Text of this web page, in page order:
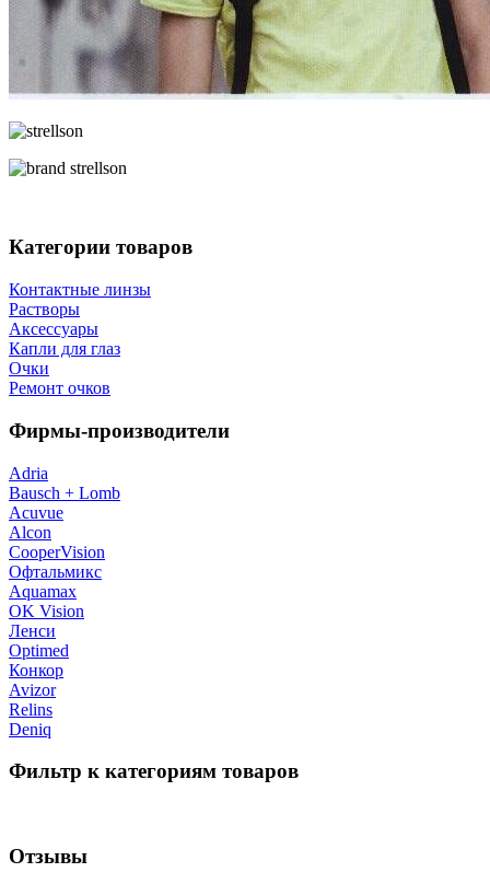
Категории товаров
Контактные линзы
Растворы
Аксессуары
Капли для глаз
Очки
Ремонт очков
Фирмы-производители
Adria
Bausch + Lomb
Acuvue
Alcon
CooperVision
Офтальмикс
Aquamax
OK Vision
Ленси
Optimed
Конкор
Avizor
Relins
Deniq
Фильтр к категориям товаров
Отзывы